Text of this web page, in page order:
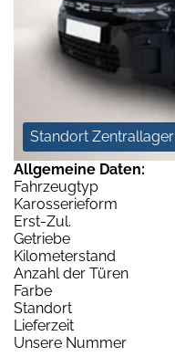
Standort Zentrallager
Allgemeine Daten:
Fahrzeugtyp
Karosserieform
Erst-Zul.
Getriebe
Kilometerstand
Anzahl der Türen
Farbe
Standort
Lieferzeit
Unsere Nummer